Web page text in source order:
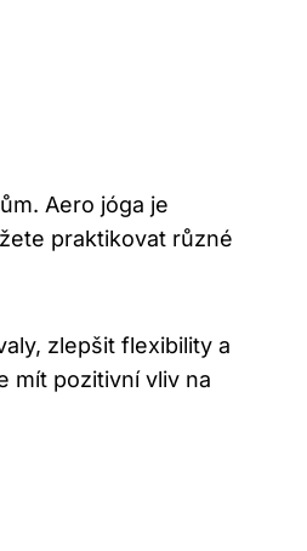
Aero ⁢jóga je
praktikovat různé
zlepšit flexibility ⁤a
mít pozitivní vliv‌ na